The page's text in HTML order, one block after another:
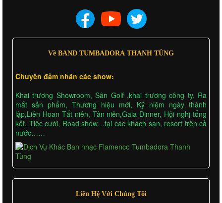
Về BAND TUMBADORA THANH TÙNG
Chuyên đảm nhân các show:
Khai trương Showroom, Sân Golf ,khai trương công ty, Ra
mắt sản phẩm, Thương hiệu mới, Kỷ niệm ngày thành
lập,Liên Hoan Tất niên, Tân niên,Gala Dinner, Hội nghị tổng
kết, Tiệc cưới, Road show…tại các khách sạn, resort trên cả
nước……
Liên Hệ Với Chúng Tôi